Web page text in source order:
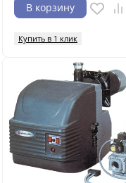
В корзину
Купить в 1 клик